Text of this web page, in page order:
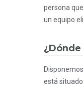
persona
un equipo
está